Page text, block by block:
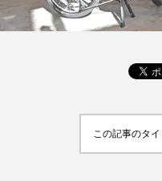
この記事のタ